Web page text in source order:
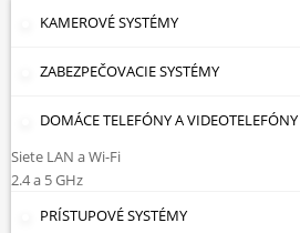
KAMEROVÉ SYSTÉMY
ZABEZPEČOVACIE SYSTÉMY
DOMÁCE TELEFÓNY A VIDEOTELEFÓNY
Siete LAN a Wi-Fi
2.4 a 5 GHz
PRÍSTUPOVÉ SYSTÉMY
FLEXI-
Úvodná Stránka
A Monitory S Nosnosťou Do 40